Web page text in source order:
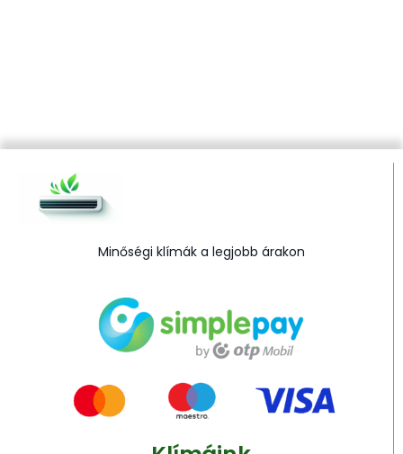
Minőségi klímák a legjobb árakon